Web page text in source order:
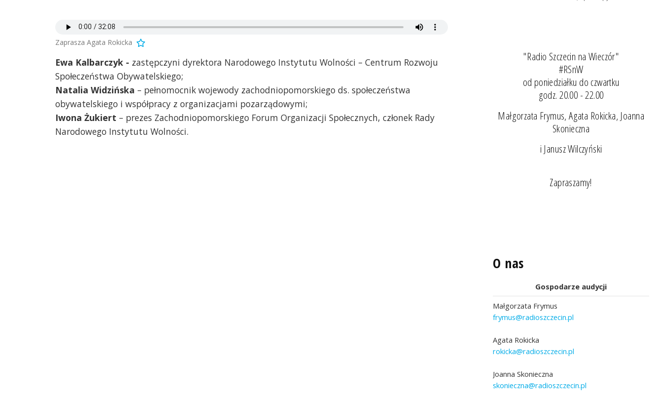
Zaprasza Agata Rokicka
Ewa Kalbarczyk - zastępczyni dyrektora Narodowego Instytutu Wolności – Centrum Rozwoju
Społeczeństwa Obywatelskiego;
Natalia Widzińska – pełnomocnik wojewody zachodniopomorskiego ds. społeczeństwa
obywatelskiego i współpracy z organizacjami pozarządowymi;
Iwona Żukiert – prezes Zachodniopomorskiego Forum Organizacji Społecznych, członek Rady
Narodowego Instytutu Wolności.
"Radio Szczecin na Wieczór"
#RSnW
od poniedziałku do czwartku
godz. 20.00 - 22.00
Małgorzata Frymus, Agata Rokicka, Joanna
Skonieczna
i Janusz Wilczyński
Zapraszamy!
O nas
Gospodarze audycji
Małgorzata Frymus
frymus@radioszczecin.pl
Agata Rokicka
rokicka@radioszczecin.pl
Joanna Skonieczna
skonieczna@radioszczecin.pl